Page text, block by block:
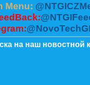
Menu:
на наш новостной